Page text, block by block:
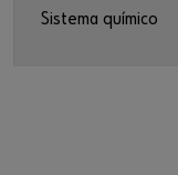
Sistema químico